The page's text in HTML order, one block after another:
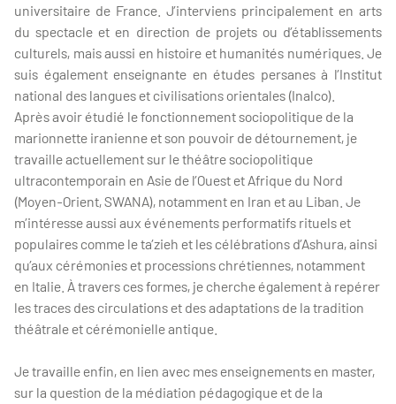
universitaire de France. J’interviens principalement en arts
du spectacle et en direction de projets ou d’établissements
culturels, mais aussi en histoire et humanités numériques. Je
suis également enseignante en études persanes à l’Institut
national des langues et civilisations orientales (Inalco).
Après avoir étudié le fonctionnement sociopolitique de la
marionnette iranienne et son pouvoir de détournement, je
travaille actuellement sur le théâtre sociopolitique
ultracontemporain en Asie de l’Ouest et Afrique du Nord
(Moyen-Orient, SWANA), notamment en Iran et au Liban. Je
m’intéresse aussi aux événements performatifs rituels et
populaires comme le ta’zieh et les célébrations d’Ashura, ainsi
qu’aux cérémonies et processions chrétiennes, notamment
en Italie. À travers ces formes, je cherche également à repérer
les traces des circulations et des adaptations de la tradition
théâtrale et cérémonielle antique.
Je travaille enfin, en lien avec mes enseignements en master,
sur la question de la médiation pédagogique et de la